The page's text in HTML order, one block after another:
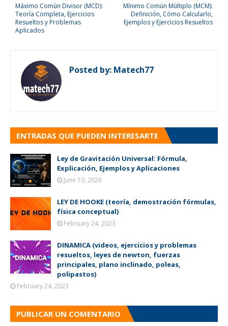
Mínimo Común Múltiplo (MCM):
Definición, Cómo Calcularlo,
Ejemplos y Ejercicios Resueltos
Máximo Común Divisor (MCD):
Teoría Completa, Ejercicios
Resueltos y Problemas
Aplicados
Posted by: Matech77
ENTRADAS QUE PUEDEN INTERESARTE
Ley de Gravitación Universal: Fórmula,
Explicación, Ejemplos y Aplicaciones
June 10, 2026
LEY DE HOOKE (teoría, demostración fórmulas,
física conceptual)
February 24, 2023
DINAMICA (videos, ejercicios y problemas
resueltos, leyes de newton, fuerzas
principales, plano inclinado, poleas,
polipastos)
February 24, 2023
PUBLICAR UN COMENTARIO